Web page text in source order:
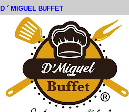
D ´ MIGUEL BUFFET